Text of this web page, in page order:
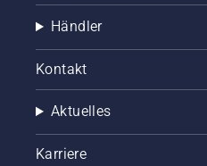
Händler
Kontakt
Aktuelles
Karriere